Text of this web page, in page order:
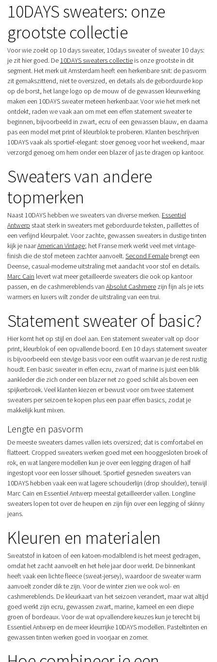
10DAYS sweaters: onze
grootste collectie
Voor wie zoekt op 10 days sweater, 10days sweater of sweater 10 days:
je zit hier goed. De 10DAYS sweaters collectie is onze grootste in dit
segment. Het merk uit Amsterdam heeft een herkenbare snit: de pasvorm
zit gemakszittend, niet te oversized, en details als de geborduurde kop
op de borst, het lange logo op de mouw of de gewassen kleurwerking
maken een 10DAYS sweater meteen herkenbaar. Voor wie het merk net
ontdekt, raden we vaak aan om met een effen statement sweater te
beginnen, bijvoorbeeld in zwart, ecru of een gewassen blauw, en daarna
pas een model met print of kleurblok te proberen. Klanten beschrijven
10DAYS vaak als sportief-elegant: stoer genoeg voor het weekend, maar
verzorgd genoeg om hem onder een blazer of jas te dragen op kantoor.
Sweaters van andere
topmerken
Naast 10DAYS hebben we sweaters van diverse merken. Essentiel
Antwerp staat sterk in sweaters met geborduurde teksten, paillettes of
een verfijnd kleurpalet. Voor zachte, gewassen sweaters in dustige tinten
kijk je naarAmerican Vintage; het Franse merk werkt veel met vintage-
finish die de stof meteen zachter aanvoelt. Second Female brengt een
Deense, casual-moderne uitstraling met aandacht voor stof en details.
Marc Cain levert wat meer getailleerde sweaters die ook op kantoor
passen, en de cashmereblends van Absolut Cashmere zijn fijn als je iets
warmers en luxers wilt zonder de uitstraling van een trui.
Statement sweater of basic?
Hier komt het op stijl en doel aan. Een statement sweater valt op door
print, kleurblok of een opvallende boord. Een 10 days statement sweater
is bijvoorbeeld een stevige basis voor een outfit waarvan je de rest rustig
houdt. Een basic sweater in effen ecru, zwart of marine is juist een blik
aankleder die zich onder een blazer net zo goed schikt als boven een
spijkerbroek. Veel klanten kiezen er bewust voor om twee statement
sweaters per seizoen te kopen plus een paar effen basics, zodat je
makkelijk kunt mixen.
Lengte en pasvorm
De meeste sweaters dames vallen iets oversized; dat is comfortabel en
flatteert. Cropped sweaters werken goed met een hooggesloten broek of
rok, en wat langere modellen kun je over een legging dragen of half
ingestopt voor een losser silhouet. Sportief gesneden sweaters van
10DAYS hebben vaak een wat lagere schouderlijn (drop shoulder), terwijl
Marc Cain en Essentiel Antwerp meestal getailleerder vallen. Longline
sweaters lopen tot over de heupen en zijn fijn over een legging of skinny
jeans.
Kleuren en materialen
Sweatstof in katoen of een katoen-modalblend is het meest gedragen,
omdat het zacht aanvoelt en het hele jaar door werkt. De binnenkant
heeft vaak een lichte fleece (sweat-jersey), waardoor de sweater warm
aanvoelt zonder dik te zijn. Voor de winter zien we ook wol- en
cashmereblends. De kleurkaart van het seizoen verandert, maar wat altijd
goed werkt zijn ecru, gewassen zwart, marine, kameel en een diepe
groen of bordeaux. Voor de wat opvallendere keuzes kun je terecht bij
Essentiel Antwerp en de meer kleurrijke 10DAYS modellen. Pasteltinten en
gewassen tinten werken goed in voorjaar en zomer.